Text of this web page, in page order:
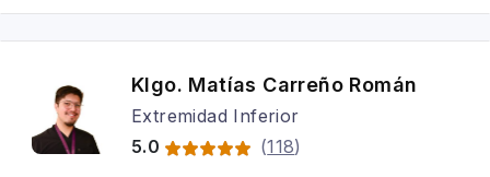
Klgo. Matías Carreño Román
Extremidad Inferior
5.0
(118)